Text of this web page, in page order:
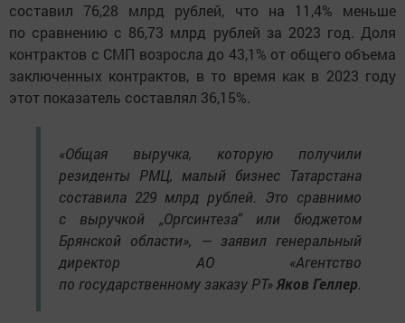
составил 76,28 млрд рублей, что на 11,4% меньше
по сравнению с 86,73 млрд рублей за 2023 год. Доля
контрактов с СМП возросла до 43,1% от общего объема
заключенных контрактов, в то время как в 2023 году
этот показатель составлял 36,15%.
«Общая выручка, которую получили
резиденты РМЦ, малый бизнес Татарстана
составила 229 млрд рублей. Это сравнимо
с выручкой „Оргсинтеза“ или бюджетом
Брянской области», — заявил генеральный
директор АО «Агентство
по государственному заказу РТ»Яков Геллер.